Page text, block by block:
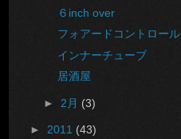
６inch over
フォアードコントロール
インナーチューブ
居酒屋
► 2月 (3)
► 2011 (43)